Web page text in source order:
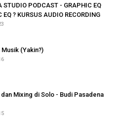
STUDIO PODCAST - GRAPHIC EQ
EQ ? KURSUS AUDIO RECORDING
(Yakin?)
Mixing di Solo - Budi Pasadena